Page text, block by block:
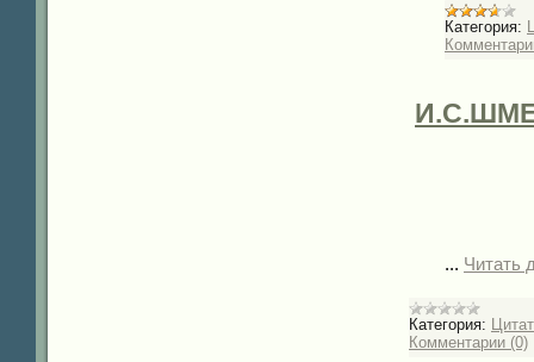
Категория:
... Читать
Категория:
Комментарии (0)